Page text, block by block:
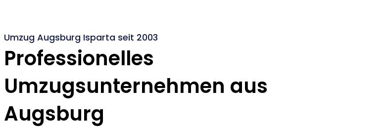
Umzug Augsburg Isparta seit 2003
Professionelles
Umzugsunternehmen aus
Augsburg